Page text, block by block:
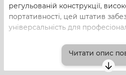
регульованій конструкції,
портативності, цей штатив
універсальність для
Основні
Сумісність: Підходить для
Читати опис